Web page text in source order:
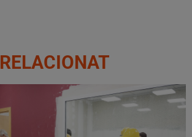
RELACIONAT